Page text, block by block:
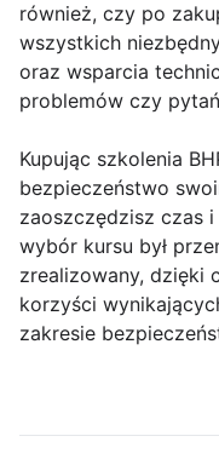
również, czy po
wszystkich
oraz wsparcia
problemów czy
Kupując szkolenia
bezpieczeństwo
zaoszczędzisz czas
wybór kursu był
zrealizowany, dzięki
korzyści
zakresie